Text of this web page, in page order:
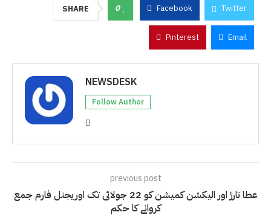
SHARE 0 Facebook Twitter
Pinterest Email
NEWSDESK
Follow Author
previous post
عطا تارڑ اور الیکشن کمیشن کو 22 جولائی تک اوریجنل فارم جمع
کروانے کا حکم